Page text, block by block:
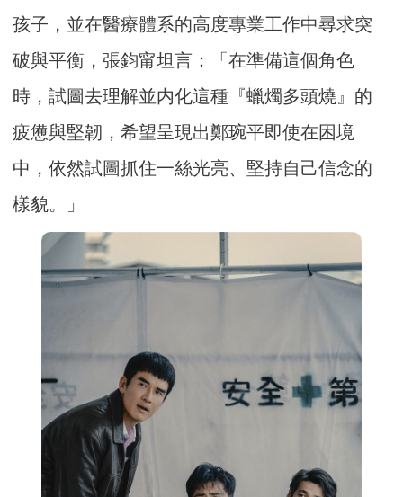
孩子，並在醫療體系的高度專業工作中尋求突
破與平衡，張鈞甯坦言：「在準備這個角色
時，試圖去理解並内化這種『蠟燭多頭燒』的
疲憊與堅韌，希望呈現出鄭琬平即使在困境
中，依然試圖抓住一絲光亮、堅持自己信念的
樣貌。」